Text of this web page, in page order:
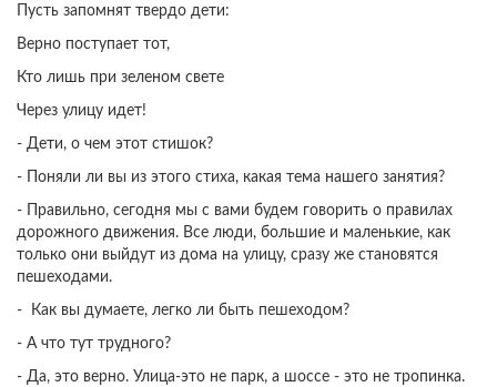
Пусть запомнят твердо дети:
Верно поступает тот,
Кто лишь при зеленом свете
Через улицу идет!
- Дети, о чем этот стишок?
- Поняли ли вы из этого стиха, какая тема нашего занятия?
- Правильно, сегодня мы с вами будем говорить о правилах
дорожного движения. Все люди, большие и маленькие, как
только они выйдут из дома на улицу, сразу же становятся
пешеходами.
- Как вы думаете, легко ли быть пешеходом?
- А что тут трудного?
- Да, это верно. Улица-это не парк, а шоссе - это не тропинка.